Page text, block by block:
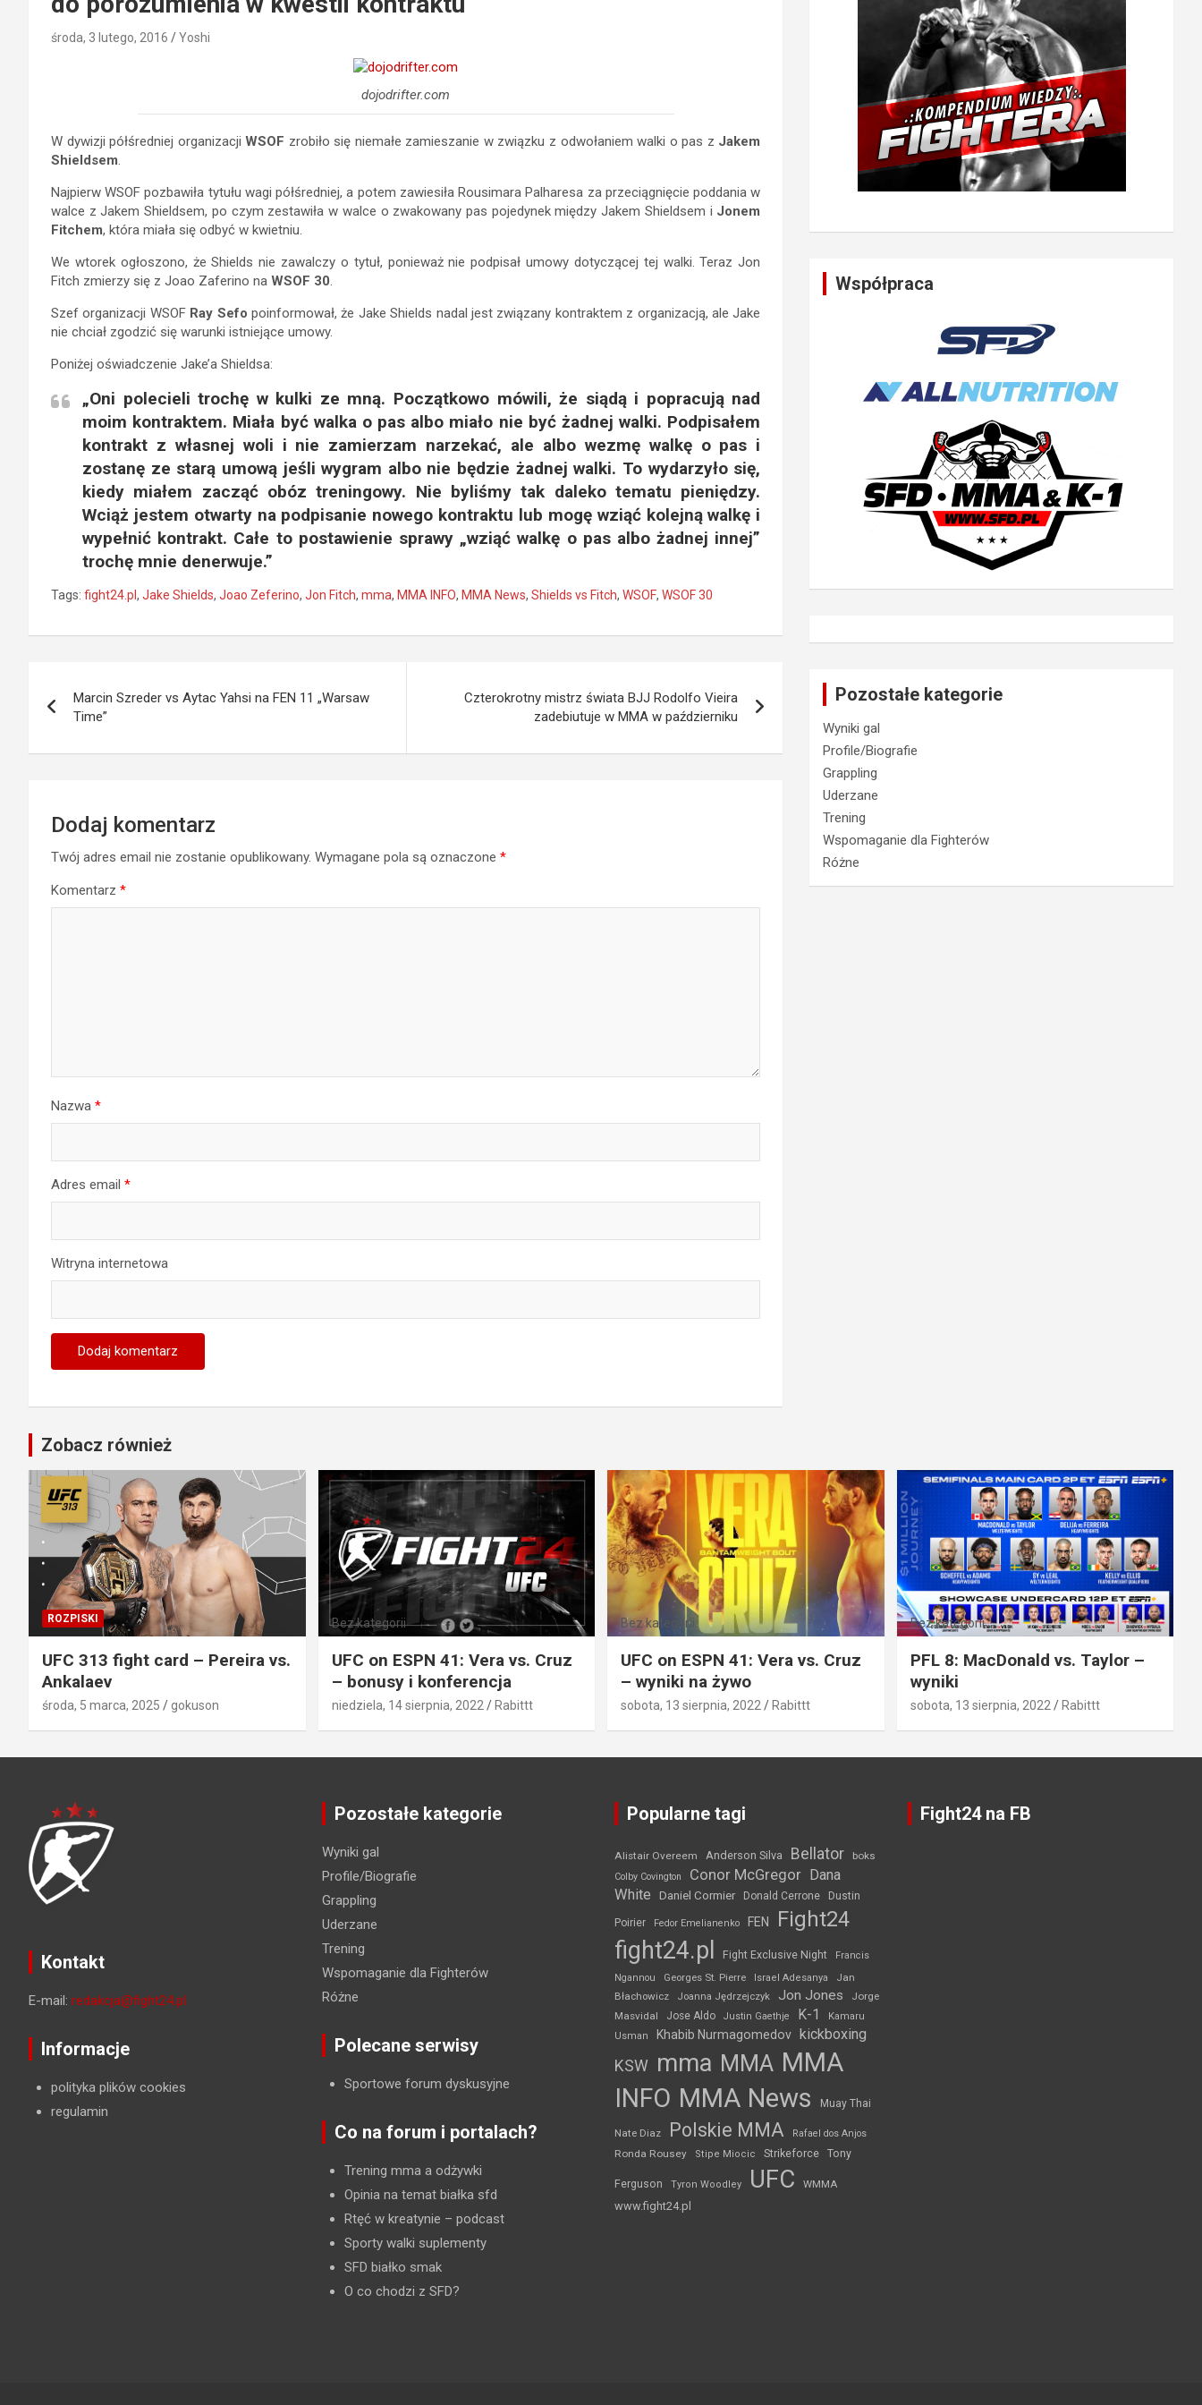
środa, 3 lutego, 2016 Yoshi
dojodrifter.com
W dywizji półśredniej organizacjiWSOF zrobiło się niemałe zamieszanie w związku z odwołaniem walki o pas z Jakem
Shieldsem.
Najpierw WSOF pozbawiła tytułu wagi półśredniej, a potem zawiesiła Rousimara Palharesa za przeciągnięcie poddania w
walce z Jakem Shieldsem, po czym zestawiła w walce o zwakowany pas pojedynek między Jakem Shieldsem i Jonem
Fitchem, która miała się odbyć w kwietniu.
We wtorek ogłoszono, że Shields nie zawalczy o tytuł, ponieważ nie podpisał umowy dotyczącej tej walki. Teraz Jon
Fitch zmierzy się z Joao Zaferino na WSOF 30.
Szef organizacji WSOF Ray Sefo poinformował, że Jake Shields nadal jest związany kontraktem z organizacją, ale Jake
nie chciał zgodzić się warunki istniejące umowy.
Poniżej oświadczenie Jake’a Shieldsa:
„Oni polecieli trochę w kulki ze mną. Początkowo mówili, że siądą i popracują nad
moim kontraktem. Miała być walka o pas albo miało nie być żadnej walki. Podpisałem
kontrakt z własnej woli i nie zamierzam narzekać, ale albo wezmę walkę o pas i
zostanę ze starą umową jeśli wygram albo nie będzie żadnej walki. To wydarzyło się,
kiedy miałem zacząć obóz treningowy. Nie byliśmy tak daleko tematu pieniędzy.
Wciąż jestem otwarty na podpisanie nowego kontraktu lub mogę wziąć kolejną walkę i
wypełnić kontrakt. Całe to postawienie sprawy „wziąć walkę o pas albo żadnej innej”
trochę mnie denerwuje.”
Tags: fight24.pl , Jake Shields, Joao Zeferino, Jon Fitch, mma, MMA INFO, MMA News, Shields vs Fitch, WSOF, WSOF 30
wpisu
Marcin Szreder vs Aytac Yahsi na FEN 11 „Warsaw
Time”
Czterokrotny mistrz świata BJJ Rodolfo Vieira
zadebiutuje w MMA w październiku
Dodaj komentarz
Twój adres email nie zostanie opublikowany. Wymagane pola są oznaczone *
Komentarz *
Nazwa *
Adres email *
Witryna internetowa
Współpraca
Pozostałe kategorie
Wyniki gal
Profile/Biografie
Grappling
Uderzane
Trening
Wspomaganie dla Fighterów
Różne
Zobacz również
ROZPISKI
UFC 313 fight card – Pereira vs.
Ankalaev
środa, 5 marca, 2025 gokuson
Bez kategorii
UFC on ESPN 41: Vera vs. Cruz
– bonusy i konferencja
niedziela, 14 sierpnia, 2022 Rabittt
Bez kategorii
UFC on ESPN 41: Vera vs. Cruz
– wyniki na żywo
sobota, 13 sierpnia, 2022 Rabittt
Bez kategorii
PFL 8: MacDonald vs. Taylor –
wyniki
sobota, 13 sierpnia, 2022 Rabittt
Kontakt
E-mail: redakcja@fight24.pl
Informacje
polityka plików cookies
regulamin
Pozostałe kategorie
Wyniki gal
Profile/Biografie
Grappling
Uderzane
Trening
Wspomaganie dla Fighterów
Różne
Polecane serwisy
Sportowe forum dyskusyjne
Co na forum i portalach?
Trening mma a odżywki
Opinia na temat białka sfd
Rtęć w kreatynie – podcast
Sporty walki suplementy
SFD białko smak
O co chodzi z SFD?
Popularne tagi
Alistair Overeem Anderson Silva Bellator boks
Colby Covington Conor McGregor Dana
White
Daniel Cormier Donald Cerrone Dustin
Poirier Fedor Emelianenko FEN Fight24
fight24.pl Fight Exclusive Night
Francis
Ngannou
Georges St. Pierre Israel Adesanya
Jan
Błachowicz
Joanna Jędrzejczyk Jon Jones
Jorge
Masvidal
Jose Aldo Justin Gaethje K-1
Kamaru
Usman
Khabib Nurmagomedov kickboxing
KSW mma MMA MMA
INFO MMA News Muay Thai
Nate Diaz Polskie MMA Rafael dos Anjos
Ronda Rousey Stipe Miocic Strikeforce Tony
Ferguson Tyron Woodley UFC WMMA
www.fight24.pl
Fight24 na FB